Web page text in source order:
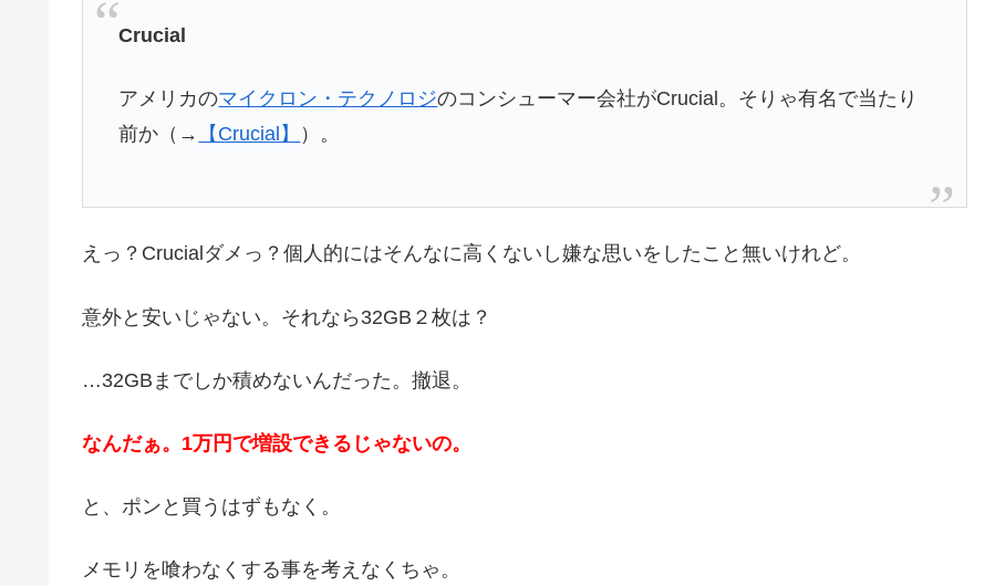
Crucial
アメリカのマイクロン・テクノロジのコンシューマー会社がCrucial。そりゃ有名で当たり
前か（→
【Crucial】 ）。
えっ？Crucialダメっ？個人的にはそんなに高くないし嫌な思いをしたこと無いけれど。
意外と安いじゃない。それなら32GB２枚は？
…32GBまでしか積めないんだった。撤退。
なんだぁ。1万円で増設できるじゃないの。
と、ポンと買うはずもなく。
メモリを喰わなくする事を考えなくちゃ。